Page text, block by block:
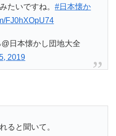
たいですね。#日本懐か
FJ0hXOpU74
日本懐かし団地大全
2019
ると聞いて。